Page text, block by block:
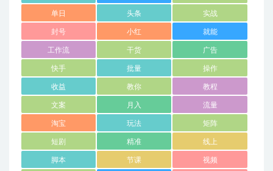
单日 头条 实战
封号 小红 就能
工作流 干货 广告
快手 批量 操作
收益 教你 教程
文案 月入 流量
淘宝 玩法 矩阵
短剧 精准 线上
脚本 节课 视频